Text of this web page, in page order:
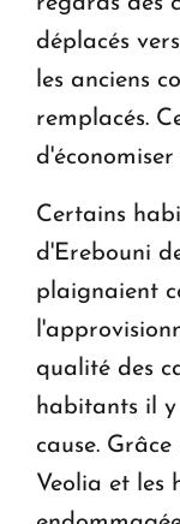
déplacés
les anciens
remplacés.
Certains
d'Erebouni
plaignaient
qualité des
habitants il
cause.
Veolia et les